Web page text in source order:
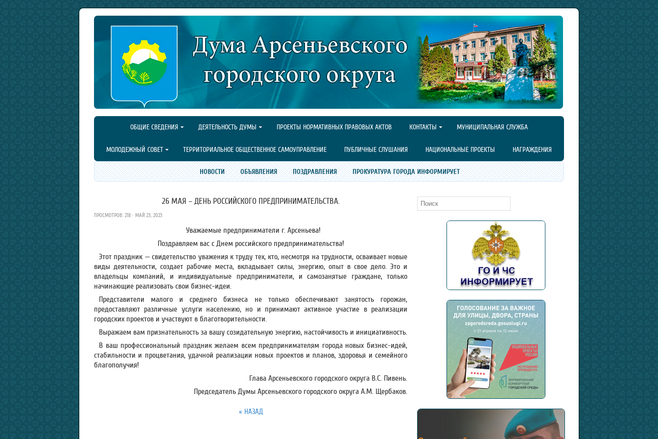
ОБЩИЕ СВЕДЕНИЯ ДЕЯТЕЛЬНОСТЬ ДУМЫ ПРОЕКТЫ НОРМАТИВНЫХ ПРАВОВЫХ АКТОВ КОНТАКТЫ МУНИЦИПАЛЬНАЯ СЛУЖБА
МОЛОДЕЖНЫЙ СОВЕТ ТЕРРИТОРИАЛЬНОЕ ОБЩЕСТВЕННОЕ САМОУПРАВЛЕНИЕ ПУБЛИЧНЫЕ СЛУШАНИЯ НАЦИОНАЛЬНЫЕ ПРОЕКТЫ НАГРАЖДЕНИЯ
НОВОСТИ ОБЪЯВЛЕНИЯ ПОЗДРАВЛЕНИЯ ПРОКУРАТУРА ГОРОДА ИНФОРМИРУЕТ
26 МАЯ – ДЕНЬ РОССИЙСКОГО ПРЕДПРИНИМАТЕЛЬСТВА.
ПРОСМОТРОВ: 218 · МАЙ 23, 2023
Уважаемые предприниматели г. Арсеньева!
Поздравляем вас с Днем российского предпринимательства!
Этот праздник — свидетельство уважения к труду тех, кто, несмотря на трудности, осваивает новые
виды деятельности, создает рабочие места, вкладывает силы, энергию, опыт в свое дело. Это и
владельцы компаний, и индивидуальные предприниматели, и самозанятые граждане, только
начинающие реализовать свои бизнес-идеи.
Представители малого и среднего бизнеса не только обеспечивают занятость горожан,
предоставляют различные услуги населению, но и принимают активное участие в реализации
городских проектов и участвуют в благотворительности.
Выражаем вам признательность за вашу созидательную энергию, настойчивость и инициативность.
В ваш профессиональный праздник желаем всем предпринимателям города новых бизнес-идей,
стабильности и процветания, удачной реализации новых проектов и планов, здоровья и семейного
благополучия!
Глава Арсеньевского городского округа В.С. Пивень.
Председатель Думы Арсеньевского городского округа А.М. Щербаков.
« НАЗАД
Поиск